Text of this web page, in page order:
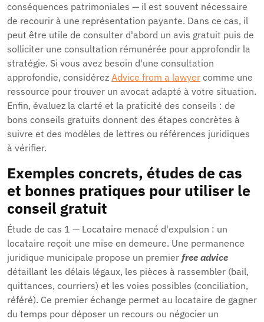
conséquences patrimoniales — il est souvent nécessaire
de recourir à une représentation payante. Dans ce cas, il
peut être utile de consulter d'abord un avis gratuit puis de
solliciter une consultation rémunérée pour approfondir la
stratégie. Si vous avez besoin d'une consultation
approfondie, considérez Advice from a lawyer comme une
ressource pour trouver un avocat adapté à votre situation.
Enfin, évaluez la clarté et la praticité des conseils : de
bons conseils gratuits donnent des étapes concrètes à
suivre et des modèles de lettres ou références juridiques
à vérifier.
Exemples concrets, études de cas
et bonnes pratiques pour utiliser le
conseil gratuit
Étude de cas 1 — Locataire menacé d'expulsion : un
locataire reçoit une mise en demeure. Une permanence
juridique municipale propose un premier free advice
détaillant les délais légaux, les pièces à rassembler (bail,
quittances, courriers) et les voies possibles (conciliation,
référé). Ce premier échange permet au locataire de gagner
du temps pour déposer un recours ou négocier un